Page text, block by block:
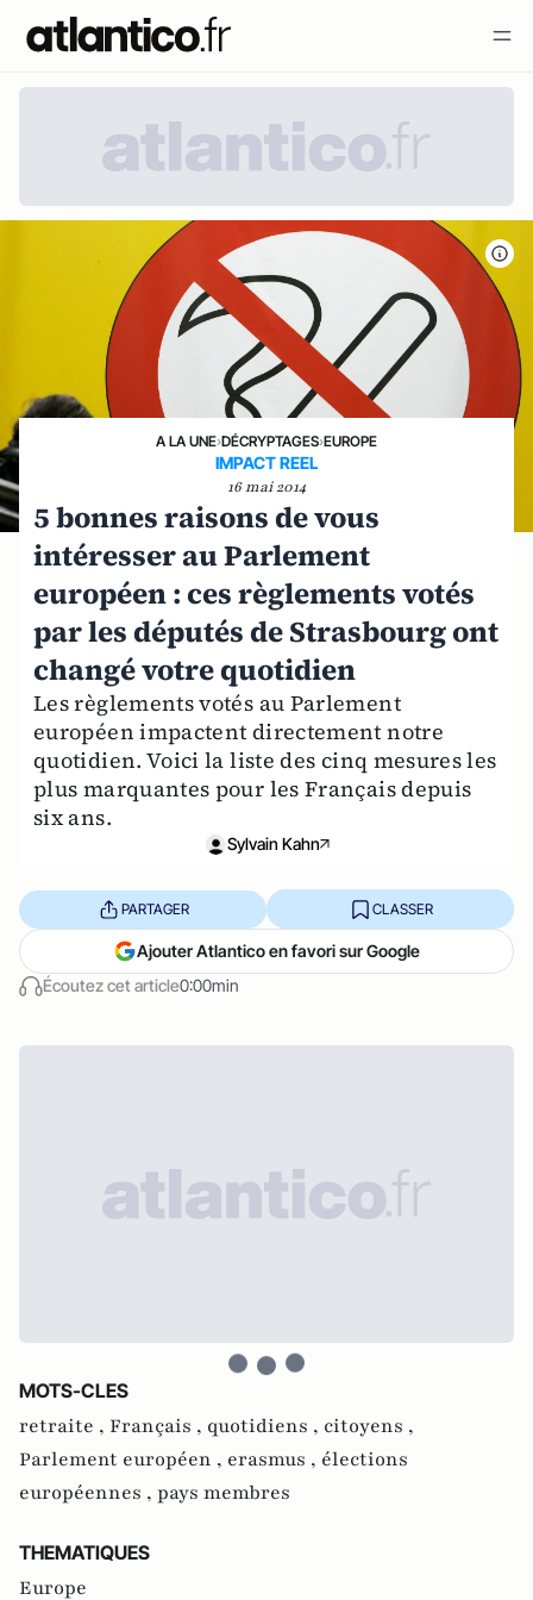
A LA UNE›DÉCRYPTAGES›EUROPE
IMPACT REEL
16 mai 2014
5 bonnes raisons de vous
intéresser au Parlement
européen : ces règlements votés
par les députés de Strasbourg ont
changé votre quotidien
Les règlements votés au Parlement
européen impactent directement notre
quotidien. Voici la liste des cinq mesures les
plus marquantes pour les Français depuis
six ans.
Sylvain Kahn
Écoutez cet article0:00min
PARTAGER CLASSER
Ajouter Atlantico en favori sur Google
MOTS-CLES
retraite , Français , quotidiens , citoyens ,
Parlement européen , erasmus , élections
européennes , pays membres
THEMATIQUES
Europe